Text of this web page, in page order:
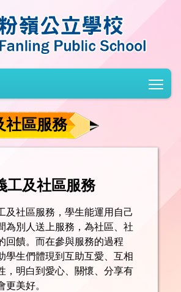
社區服務
工及社區服務
及社區服務，學生能運用自己
為別人送上服務，為社區、社
回饋。而在參與服務的過程
學生們體現到互助互愛、互相
，明白到愛心、關懷、分享有
美好。